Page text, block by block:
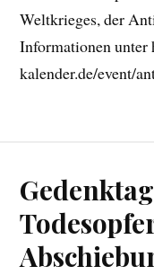
Weltkrieges, der
Informationen
kalender.de/event/